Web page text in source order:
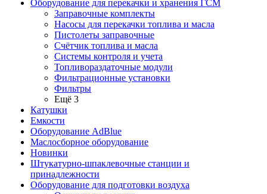
Оборудование для перекачки и хранения ГСМ
Заправочные комплекты
Насосы для перекачки топлива и масла
Пистолеты заправочные
Счётчик топлива и масла
Системы контроля и учета
Топливораздаточные модули
Фильтрационные установки
Фильтры
Ещё 3
Катушки
Емкости
Оборудование AdBlue
Маслосборное оборудование
Новинки
Штукатурно-шпаклевочные станции и
принадлежности
Оборудование для подготовки воздуха